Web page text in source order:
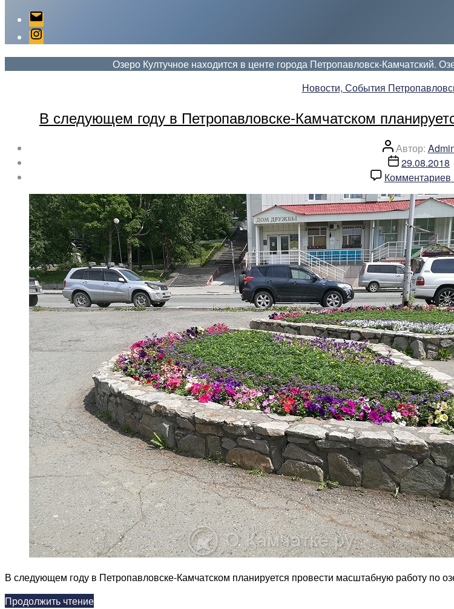
Email
Instagram
Озеро Култучное находится в центе города Петропавловск-Камчатский.
Рубрики
Новости, События
В следующем году в Петропавловске-Камчатском
Автор
записи
Автор:
Дата
записи
29.08.2018
Комментариевк
В следующем году в Петропавловске-Камчатском планируется провести масштабную работу по
Продолжить чтение«В